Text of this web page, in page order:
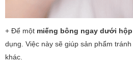
+ Để một miếng bông ngay dưới hộp
dụng. Việc này sẽ giúp sản phẩm
khác.